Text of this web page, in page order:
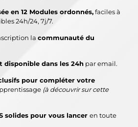
en 12 Modules ordonnés,faciles à
24h/24, 7j/7.
la communauté du
disponible dans les 24h par email.
pour compléter votre
(à découvrir sur cette
solides pour vous lancer en toute